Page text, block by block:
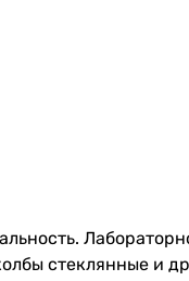
стеклянные и